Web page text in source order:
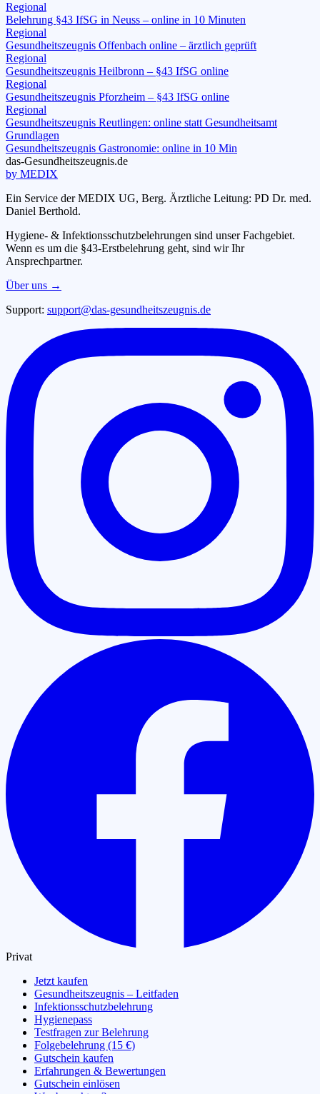
Regional
Belehrung §43 IfSG in Neuss – online in 10 Minuten
Regional
Gesundheitszeugnis Offenbach online – ärztlich geprüft
Regional
Gesundheitszeugnis Heilbronn – §43 IfSG online
Regional
Gesundheitszeugnis Pforzheim – §43 IfSG online
Regional
Gesundheitszeugnis Reutlingen: online statt Gesundheitsamt
Grundlagen
Gesundheitszeugnis Gastronomie: online in 10 Min
das-Gesundheitszeugnis.de
by MEDIX
Ein Service der MEDIX UG, Berg. Ärztliche Leitung: PD Dr. med.
Daniel Berthold.
Hygiene- & Infektionsschutzbelehrungen sind unser Fachgebiet.
Wenn es um die §43-Erstbelehrung geht, sind wir Ihr
Ansprechpartner.
Über uns →
Support: support@das-gesundheitszeugnis.de
Privat
Jetzt kaufen
Gesundheitszeugnis – Leitfaden
Infektionsschutzbelehrung
Hygienepass
Testfragen zur Belehrung
Folgebelehrung (15 €)
Gutschein kaufen
Erfahrungen & Bewertungen
Gutschein einlösen